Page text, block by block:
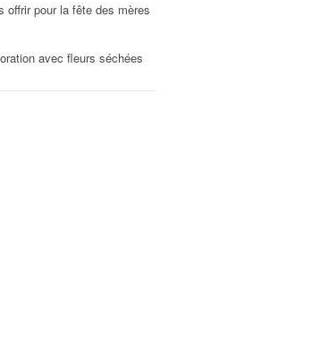
offrir pour la fête des mères
avec fleurs séchées